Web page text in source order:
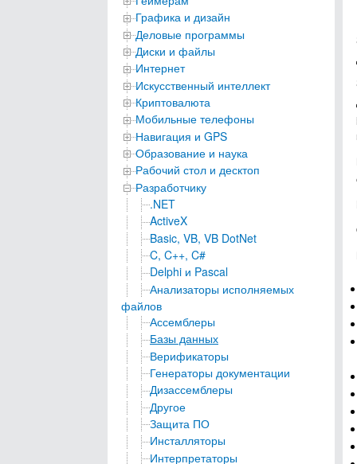
Графика и дизайн
Деловые программы
Диски и файлы
Интернет
Искусственный интеллект
Криптовалюта
Мобильные телефоны
Навигация и GPS
Образование и наука
Рабочий стол и десктоп
Разработчику
.NET
ActiveX
Basic, VB, VB DotNet
C, C++, C#
Delphi и Pascal
Анализаторы исполняемых
файлов
Ассемблеры
Базы данных
Верификаторы
Генераторы документации
Дизассемблеры
Другое
Защита ПО
Инсталляторы
Интерпретаторы